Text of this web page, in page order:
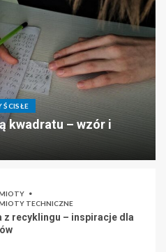
kwadratu – wzór i
TECHNICZNE
z recyklingu – inspiracje dla